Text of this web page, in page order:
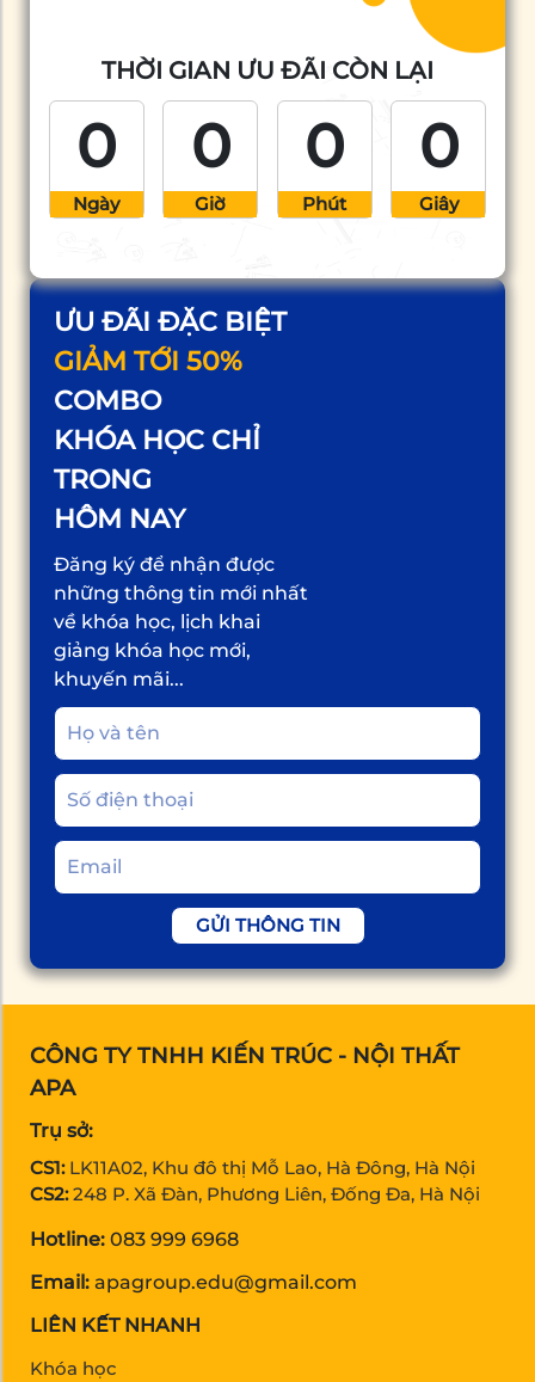
ƯU ĐÃI ĐẶC BIỆT
GIẢM TỚI 50%
COMBO
KHÓA HỌC CHỈ
TRONG
HÔM NAY
Đăng ký để nhận được
những thông tin mới nhất
về khóa học, lịch khai
giảng khóa học mới,
khuyến mãi...
GỬI THÔNG TIN
THỜI GIAN ƯU ĐÃI CÒN LẠI
0
Ngày
0
Giờ
0
Phút
0
Giây
CÔNG TY TNHH KIẾN TRÚC - NỘI THẤT
APA
Trụ sở:
CS1: LK11A02, Khu đô thị Mỗ Lao, Hà Đông, Hà Nội
CS2: 248 P. Xã Đàn, Phương Liên, Đống Đa, Hà Nội
Hotline: 083 999 6968
Email: apagroup.edu@gmail.com
LIÊN KẾT NHANH
Khóa học